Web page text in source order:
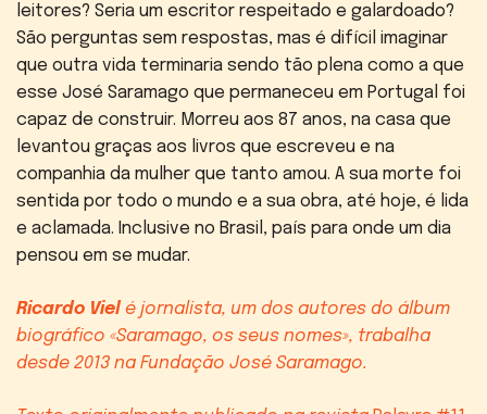
leitores? Seria um escritor respeitado e galardoado?
São perguntas sem respostas, mas é difícil imaginar
que outra vida terminaria sendo tão plena como a que
esse José Saramago que permaneceu em Portugal foi
capaz de construir. Morreu aos 87 anos, na casa que
levantou graças aos livros que escreveu e na
companhia da mulher que tanto amou. A sua morte foi
sentida por todo o mundo e a sua obra, até hoje, é lida
e aclamada. Inclusive no Brasil, país para onde um dia
pensou em se mudar.
Ricardo Viel é jornalista, um dos autores do álbum
biográfico «Saramago, os seus nomes», trabalha
desde 2013 na Fundação José Saramago.